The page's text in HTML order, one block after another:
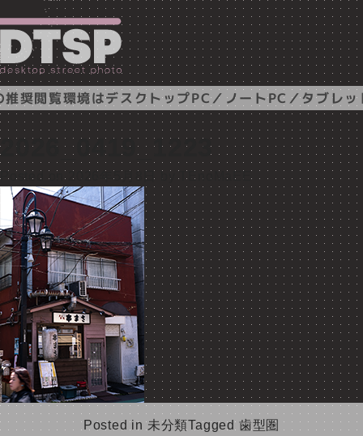
閲覧環境はデスクトップPC／ノートPC／タブレッ
2026_0419_1223
Posted on 2026年5月8日 by TEnoMaEE
Posted in未分類Tagged 歯型圏